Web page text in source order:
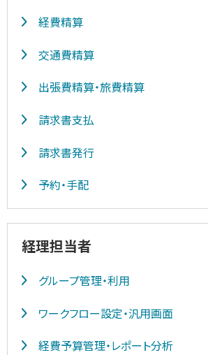
経費精算
交通費精算
出張費精算・旅費精算
請求書支払
請求書発行
予約・手配
経理担当者
グループ管理・利用
ワークフロー設定・汎用画面
経費予算管理・レポート分析